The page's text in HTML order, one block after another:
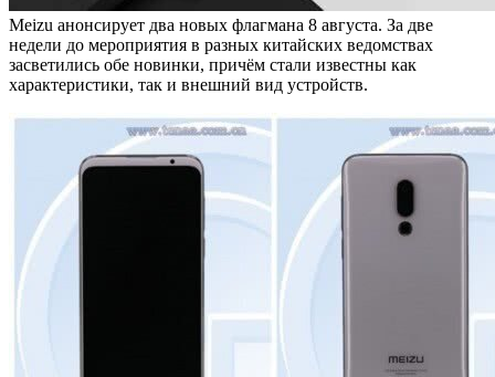
Meizu анонсирует два новых флагмана 8 августа. За две
недели до мероприятия в разных китайских ведомствах
засветились обе новинки, причём стали известны как
характеристики, так и внешний вид устройств.